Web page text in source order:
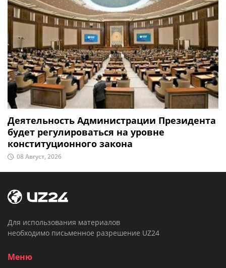
Деятельность Администрации Президента
будет регулироваться на уровне
конституционного закона
08 Август, 2026
Для использования материалов
необходимо письменное разрешение UZ24
Меню